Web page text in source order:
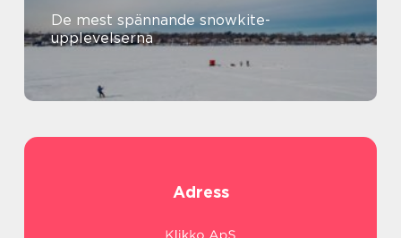
De mest spännande snowkite-
upplevelserna
Adress